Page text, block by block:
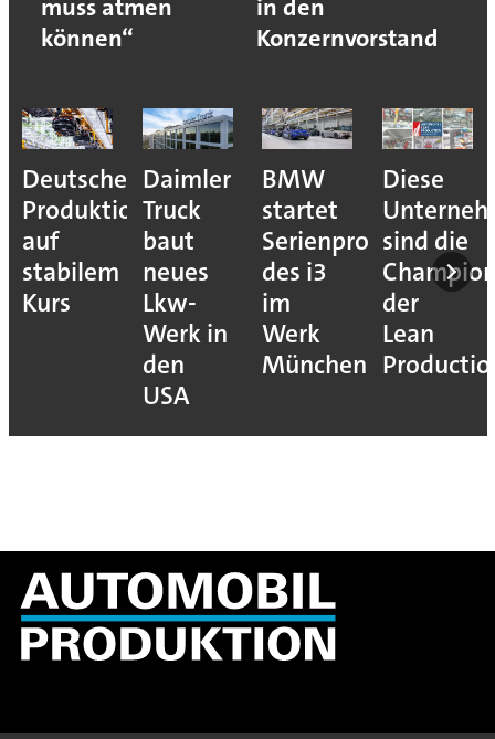
muss atmen
können“
in den
Konzernvorstand
Deutsche
Produktion
auf
stabilem
Kurs
Daimler
Truck
baut
neues
Lkw-
Werk in
den
USA
BMW
startet
Serienproduktion
des i3
im
Werk
München
Diese
sind die
der
Lean